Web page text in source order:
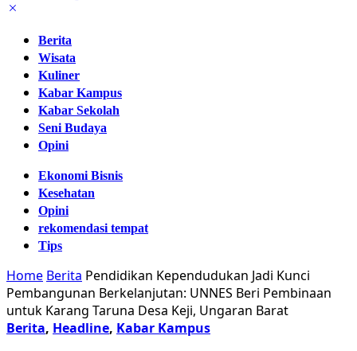
Berita
Wisata
Kuliner
Kabar Kampus
Kabar Sekolah
Seni Budaya
Opini
Ekonomi Bisnis
Kesehatan
Opini
rekomendasi tempat
Tips
Home Berita Pendidikan Kependudukan Jadi Kunci
Pembangunan Berkelanjutan: UNNES Beri Pembinaan
untuk Karang Taruna Desa Keji, Ungaran Barat
Berita, Headline, Kabar Kampus